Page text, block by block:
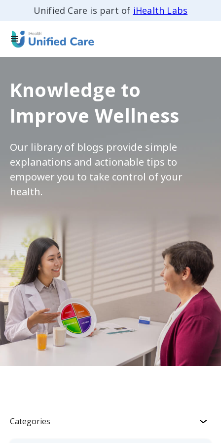
Unified Care is part of iHealth Labs
Knowledge to
Improve Wellness
Our library of blogs provide simple
explanations and actionable tips to
empower you to take control of your
health.
Categories